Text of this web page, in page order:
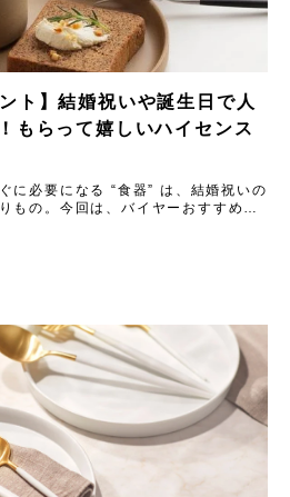
ト】結婚祝いや誕生日で人
もらって嬉しいハイセンス
に必要になる “食器” は、結婚祝いの
もの。今回は、バイヤーおすすめの